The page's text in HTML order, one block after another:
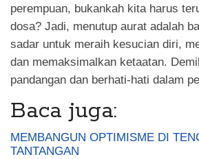
perempuan, bukankah kita harus
dosa? Jadi, menutup aurat adalah
sadar untuk meraih kesucian diri,
dan memaksimalkan ketaatan.
pandangan dan berhati-hati dalam
Baca juga:
MEMBANGUN OPTIMISME DI
TANTANGAN